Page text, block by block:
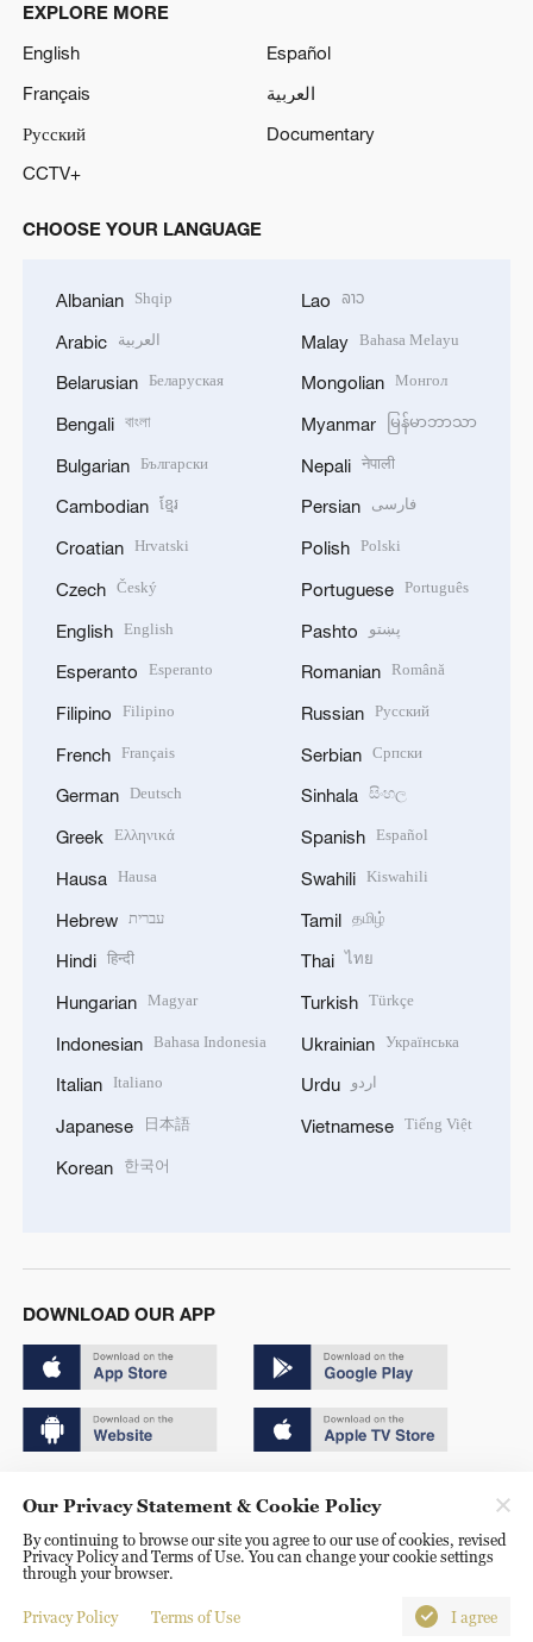
EXPLORE MORE
English
Español
Français
العربية
Русский
Documentary
CCTV+
CHOOSE YOUR LANGUAGE
Albanian Shqip
Arabic العربية
Belarusian Беларуская
Bengali বাংলা
Bulgarian Български
Cambodian ខ្មែរ
Croatian Hrvatski
Czech Český
English English
Esperanto Esperanto
Filipino Filipino
French Français
German Deutsch
Greek Ελληνικά
Hausa Hausa
Hebrew עברית
Hindi हिन्दी
Hungarian Magyar
Indonesian Bahasa Indonesia
Italian Italiano
Japanese 日本語
Korean 한국어
Lao ລາວ
Malay Bahasa Melayu
Mongolian Монгол
Myanmar မြန်မာဘာသာ
Nepali नेपाली
Persian فارسی
Polish Polski
Portuguese Português
Pashto پښتو
Romanian Română
Russian Русский
Serbian Српски
Sinhala සිංහල
Spanish Español
Swahili Kiswahili
Tamil தமிழ்
Thai ไทย
Turkish Türkçe
Ukrainian Українська
Urdu اردو
Vietnamese Tiếng Việt
DOWNLOAD OUR APP
京ICP备20000184号
京公网安备 11010502050052号
Disinformation report hotline: 010-85061466
Our Privacy Statement & Cookie Policy
By continuing to browse our site you agree to our use of cookies, revised
Privacy Policy and Terms of Use. You can change your cookie settings
through your browser.
Privacy Policy Terms of Use I agree